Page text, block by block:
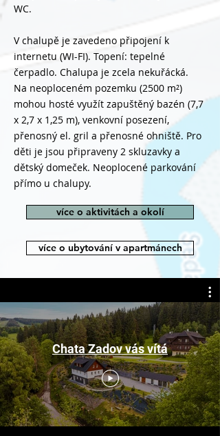
WC.
V chalupě je zavedeno připojení k
internetu (WI-FI). Topení: tepelné
čerpadlo. Chalupa je zcela nekuřácká.
Na neoploceném pozemku (2500 m²)
mohou hosté využít zapuštěný bazén (7,7
x 2,7 x 1,25 m), venkovní posezení,
přenosný el. gril a přenosné ohniště. Pro
děti je jsou připraveny 2 skluzavky a
dětský domeček. Neoplocené parkování
přímo u chalupy.
více o aktivitách a okolí
více o ubytování v apartmánech
Chata Zadov vás vítá